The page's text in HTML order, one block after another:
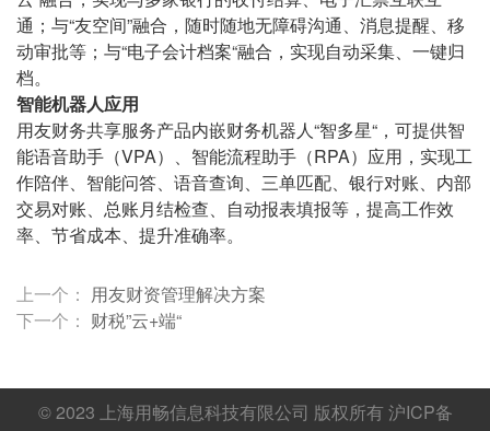
通；与“友空间”融合，随时随地无障碍沟通、消息提醒、移
动审批等；与“电子会计档案“融合，实现自动采集、一键归
档。
智能机器人应用
用友财务共享服务产品内嵌财务机器人“智多星“，可提供智
能语音助手（VPA）、智能流程助手（RPA）应用，实现工
作陪伴、智能问答、语音查询、三单匹配、银行对账、内部
交易对账、总账月结检查、自动报表填报等，提高工作效
率、节省成本、提升准确率。
上一个： 用友财资管理解决方案
下一个： 财税”云+端“
© 2023 上海用畅信息科技有限公司 版权所有沪ICP备